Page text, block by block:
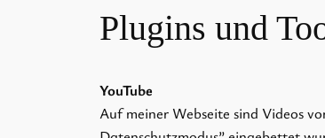
Plugins und
YouTube
Auf meiner Webseite sind Videos